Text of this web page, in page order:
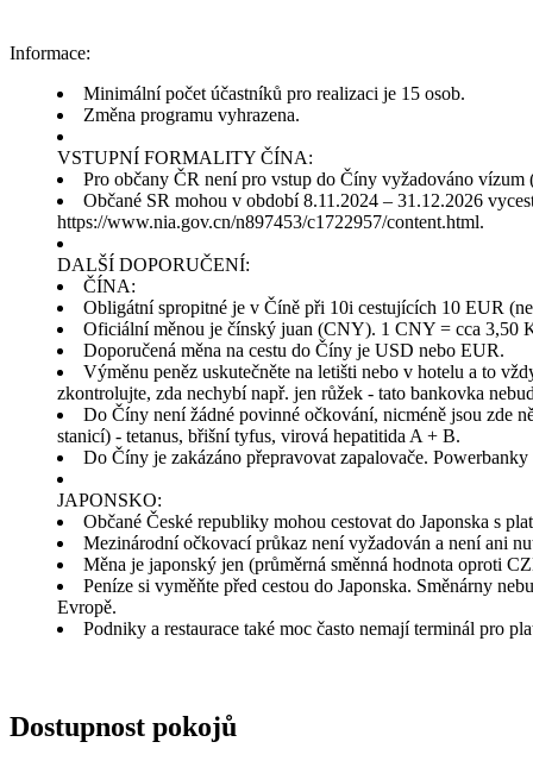
Informace:
Minimální počet účastníků pro realizaci je 15 osob.
Změna programu vyhrazena.
VSTUPNÍ FORMALITY ČÍNA:
Pro občany ČR není pro vstup do Číny vyžadováno
Občané SR mohou v období 8.11.2024 – 31.12.2026
https://www.nia.gov.cn/n897453/c1722957/content.html.
DALŠÍ DOPORUČENÍ:
ČÍNA:
Obligátní spropitné je v Číně při 10i cestujících 10 EUR
Oficiální měnou je čínský juan (CNY). 1 CNY = cca 3,50
Doporučená měna na cestu do Číny je USD nebo EUR.
Výměnu peněz uskutečněte na letišti nebo v hotelu a to
zkontrolujte, zda nechybí např. jen růžek - tato bankovka
Do Číny není žádné povinné očkování, nicméně jsou zde
stanicí) - tetanus, břišní tyfus, virová hepatitida A + B.
Do Číny je zakázáno přepravovat zapalovače.
JAPONSKO:
Občané České republiky mohou cestovat do Japonska s
Mezinárodní očkovací průkaz není vyžadován a není ani
Měna je japonský jen (průměrná směnná hodnota oproti
Peníze si vyměňte před cestou do Japonska. Směnárny
Evropě.
Podniky a restaurace také moc často nemají terminál pro
Dostupnost pokojů